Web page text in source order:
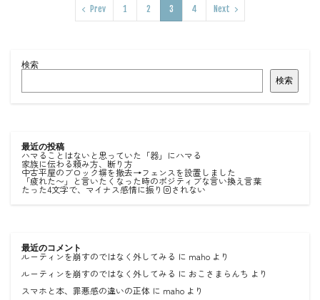
Prev 1 2 3 4 Next
検索
検索
最近の投稿
ハマることはないと思っていた「器」にハマる
家族に伝わる頼み方、断り方
中古平屋のブロック塀を撤去→フェンスを設置しました
「疲れた〜」と言いたくなった時のポジティブな言い換え言葉
たった4文字で、マイナス感情に振り回されない
最近のコメント
ルーティンを崩すのではなく外してみる に maho より
ルーティンを崩すのではなく外してみる に おこさまらんち より
スマホと本、罪悪感の違いの正体 に maho より